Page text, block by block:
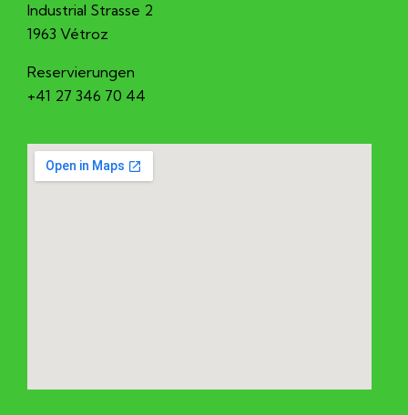
Industrial Strasse 2
1963 Vétroz
Reservierungen
+41 27 346 70 44